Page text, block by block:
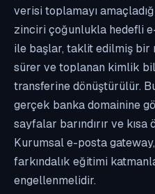
verisi toplamayı
zinciri çoğunlukla hedefli
ile başlar, taklit edilmiş bir
sürer ve toplanan kimlik
transferine dönüştürülür.
gerçek banka domainine
sayfalar barındırır ve
Kurumsal e-posta
farkındalık eğitimi
engellenmelidir.